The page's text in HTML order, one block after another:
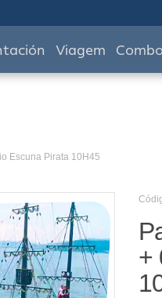
Viagem
Escuna Pirata 10H45
+